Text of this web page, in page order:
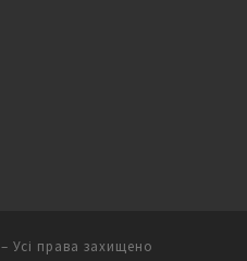
– Усі права захищено